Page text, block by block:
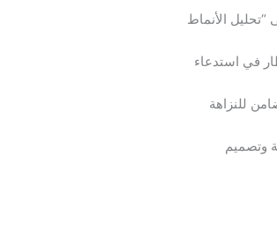
الأنماط
في استدعاء
للنزاهة
وتصميم